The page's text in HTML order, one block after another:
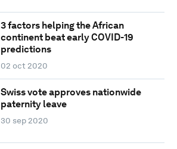
3 factors helping the African
continent beat early COVID-19
predictions
02 oct 2020
Swiss vote approves nationwide
paternity leave
30 sep 2020